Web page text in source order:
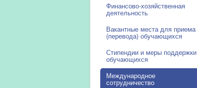
Финансово-хозяйственная
деятельность
Вакантные места для приема
(перевода) обучающихся
Стипендии и меры поддержки
обучающихся
Международное
сотрудничество